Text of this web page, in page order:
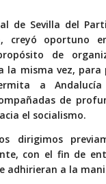
de Sevilla del
creyó oportuno
de
la misma vez,
a
de
el socialismo.
dirigimos
con el fin de
adhirieran a la